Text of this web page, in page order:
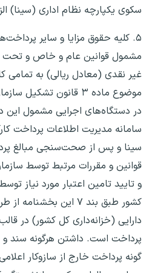
سکوی یکپارچه نظام اداری (سینا)
۵. کلیه حقوق مزایا و سایر
مشمول قوانین عام و خاص و تحت
غیر نقدی (معادل ریالی) به تمامی
موضوع ماده ۳ قانون
در دستگاه‌های اجرایی مشمول این
سامانه مدیریت اطلاعات پرداخت
سینا و پس از صحت‌سنجی مبالغ
قوانین و مقررات مرتبط توسط
و تایید تامین اعتبار مورد نیاز
کشور طبق بند ۷ این
دارایی (خزانه‌داری کل کشور) در
پرداخت است. داشتن هرگونه سند و
گونه پرداخت خارج از سازوکار